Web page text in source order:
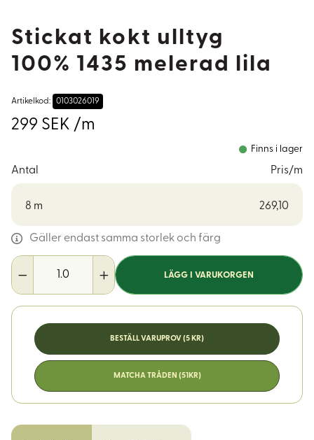
Stickat kokt ulltyg
100% 1435 melerad lila
Artikelkod: 0103026019
299 SEK /m
Finns i lager
Antal Pris/m
8 m 269,10
Gäller endast samma storlek och färg
LÄGG I VARUKORGEN
BESTÄLL VARUPROV (5 KR)
MATCHA TRÅDEN (51KR)